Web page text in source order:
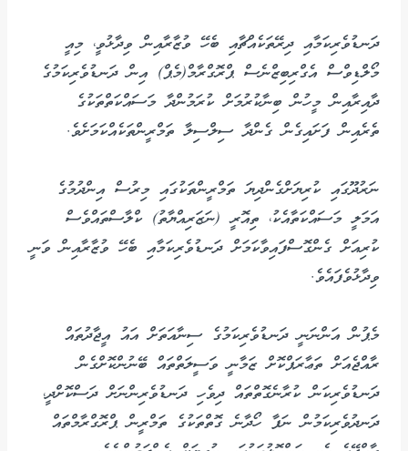
ދަނޑުވެރިކަމާއި ދިރޭތަކެއްޗާއި ބެހޭ ވުޒާރާއިން ވިދާޅުވީ، މިއީ
މޯލްޑިވްސް އެގްރިބިޒްނެސް ޕްރޮގްރާމް(މެޕް) އިން ދަނޑުވެރިކަމުގެ
ދާއިރާއިން މީހުން ބިނާކުރުމަށް ކުރަމުންދާ މަސައްކަތްތަކުގެ
ތެރެއިން ފަށައިގެން ގެންދާ ސިލްސިލާ ތަމްރީންތަކެއްކަމަށެވެ.
ނަރުދޫގައި ކުރިޔަށްގެންދިޔަ ތަމްރީންތަކުގައި މިރުސް އިންދުމުގެ
އަމަލީ މަސައްކަތާއެކު، ތިއޮރީ (ނަޒަރިއްޔާތު) ކްލާސްތައްވެސް
ކުރިއަށް ގެންގޮސްފައިވާކަމަށް ދަނޑުވެރިކަމާއި ބެހޭ ވުޒާރާއިން ވަނީ
ވިދާޅުވެފައެވެ.
މެޕުން އަންނަނީ ދަނޑުވެރިކަމުގެ ސިނާއަތަށް އައު އީޖާދުތައް
ރާއްޖެއަށް ތަޢާރަޕްކޮށް ޒަމާނީ ވަސީލަތްތައް ބޭނުންކޮށްގެން
ދަނޑުވެރިކަން ކުރާނެގޮތްތައް ދިވެހި ދަނޑުވެރިންނަށް ދަސްކޮށްދީ،
ދަނދުވެރިކަމުން ނަފާ ހޯދާނެ ގޮތްތަކުގެ ތަމްރީން ޕްރޮގްރާމްތައް